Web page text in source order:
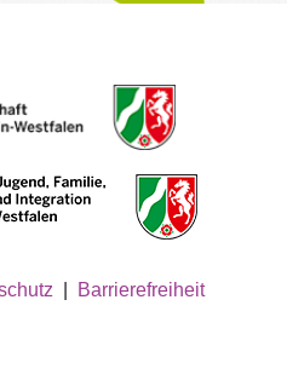
Barrierefreiheit